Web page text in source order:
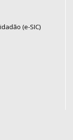
(e-SIC)